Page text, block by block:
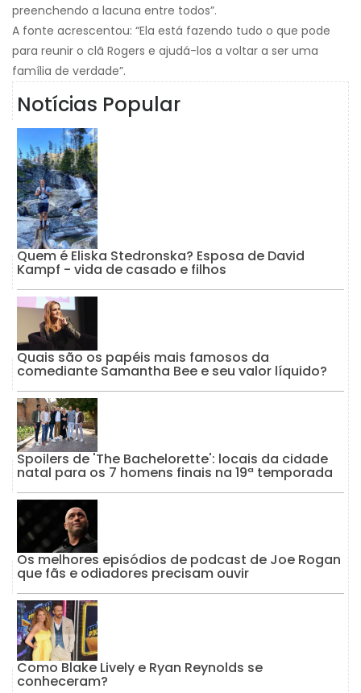
preenchendo a lacuna entre todos”.
A fonte acrescentou: “Ela está fazendo tudo o que pode
para reunir o clã Rogers e ajudá-los a voltar a ser uma
família de verdade”.
Notícias Popular
Quem é Eliska Stedronska? Esposa de David
Kampf - vida de casado e filhos
Quais são os papéis mais famosos da
comediante Samantha Bee e seu valor líquido?
Spoilers de 'The Bachelorette': locais da cidade
natal para os 7 homens finais na 19ª temporada
Os melhores episódios de podcast de Joe Rogan
que fãs e odiadores precisam ouvir
Como Blake Lively e Ryan Reynolds se
conheceram?